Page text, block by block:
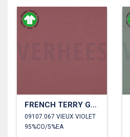
FRENCH TERRY GOTS
09107.067 VIEUX VIOLET
95%CO/5%EA